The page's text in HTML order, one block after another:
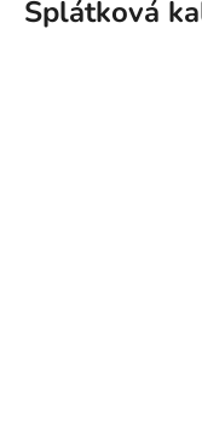
Splátková